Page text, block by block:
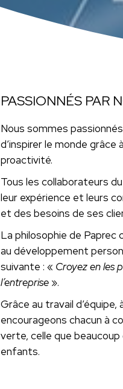
PASSIONNÉS PAR
Nous sommes
d’inspirer le monde
proactivité.
Tous les collaborateurs
leur expérience et leurs
et des besoins de ses
La philosophie de Paprec
au développement
suivante : « Croyez en les
l’entreprise ».
Grâce au travail
encourageons chacun à
verte, celle que
enfants.